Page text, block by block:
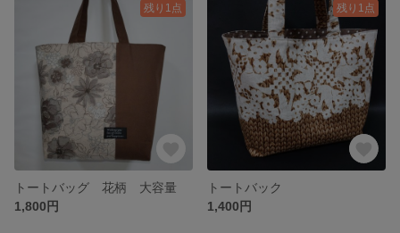
残り1点
トートバッグ 花柄 大容量
1,800円
残り1点
トートバック
1,400円